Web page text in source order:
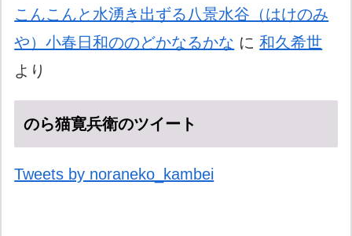
こんこんと水湧き出ずる八景水谷（はけのみ
や）小春日和ののどかなるかな に和久希世
より
のら猫寛兵衛のツイート
Tweets by noraneko_kambei